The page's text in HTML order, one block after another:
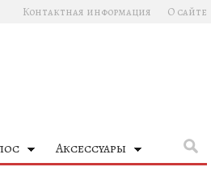
Контактная информация О сайте
Аксессуары